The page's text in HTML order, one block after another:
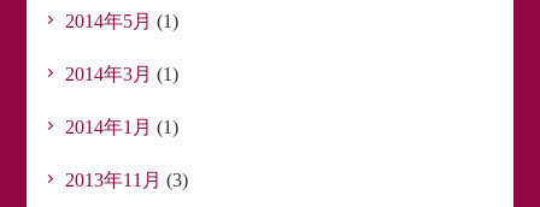
2014年5月 (1)
2014年3月 (1)
2014年1月 (1)
2013年11月 (3)